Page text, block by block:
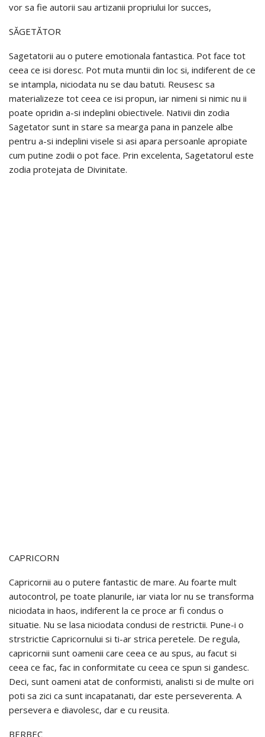
vor sa fie autorii sau artizanii propriului lor succes,
SĂGETĂTOR
Sagetatorii au o putere emotionala fantastica. Pot face tot
ceea ce isi doresc. Pot muta muntii din loc si, indiferent de ce
se intampla, niciodata nu se dau batuti. Reusesc sa
materializeze tot ceea ce isi propun, iar nimeni si nimic nu ii
poate opridin a-si indeplini obiectivele. Nativii din zodia
Sagetator sunt in stare sa mearga pana in panzele albe
pentru a-si indeplini visele si asi apara persoanle apropiate
cum putine zodii o pot face. Prin excelenta, Sagetatorul este
zodia protejata de Divinitate.
CAPRICORN
Capricornii au o putere fantastic de mare. Au foarte mult
autocontrol, pe toate planurile, iar viata lor nu se transforma
niciodata in haos, indiferent la ce proce ar fi condus o
situatie. Nu se lasa niciodata condusi de restrictii. Pune-i o
strstrictie Capricornului si ti-ar strica peretele. De regula,
capricornii sunt oamenii care ceea ce au spus, au facut si
ceea ce fac, fac in conformitate cu ceea ce spun si gandesc.
Deci, sunt oameni atat de conformisti, analisti si de multe ori
poti sa zici ca sunt incapatanati, dar este perseverenta. A
persevera e diavolesc, dar e cu reusita.
BERBEC